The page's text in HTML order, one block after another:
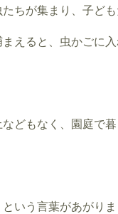
ちが集まり、子ども
えると、虫かごに
どもなく、園庭で
いう言葉があがりま